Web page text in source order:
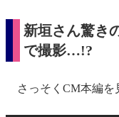
新垣さん驚き
で撮影…!?
さっそくCM本編を